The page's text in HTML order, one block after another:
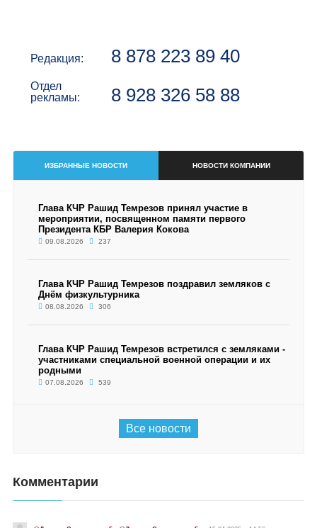
Редакция: 8 878 223 89 40
Отдел
рекламы:
8 928 326 58 88
ИЗБРАННЫЕ НОВОСТИ НОВОСТИ КОМПАНИИ
Глава КЧР Рашид Темрезов принял участие в
мероприятии, посвященном памяти первого
Президента КБР Валерия Кокова
09.08.2026 237
Глава КЧР Рашид Темрезов поздравил земляков с
Днём физкультурника
08.08.2026 306
Глава КЧР Рашид Темрезов встретился с земляками -
участниками специальной военной операции и их
родными
07.08.2026 539
Все новости
Комментарии